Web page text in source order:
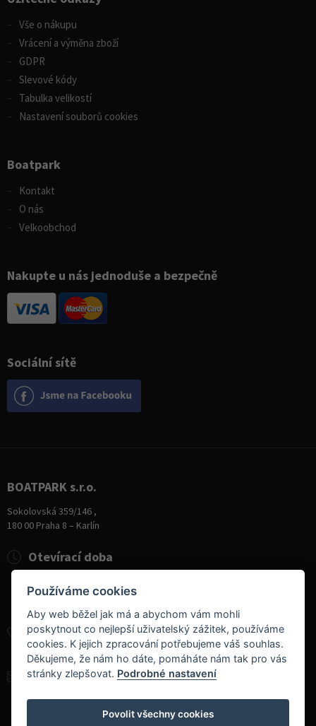
Sociální sítě
Vše o nákupu
Vrácení a výměna zboží
GDPR
Slevové kódy
Tabulka velikostí
Nastavení souborů cookies
Boatpark
Kontakt
O nás
Velkoobchod
Nakupte u nás jednoduše a bezpečně
BOATPARK s.r.o.
Sokolovská 359/146 ,
180 00 Praha 8 – Karlín
+420 284 826 787
+420 604 728 042
info@boatpark.cz
Otevírací doba
Úterý - Pátek
10:00 - 19:00
Sobota
9:00 - 14:00
Používáme cookies
Aby web běžel jak má a abychom vám mohli
poskytnout co nejlepší uživatelský zážitek, používáme
cookies. K jejich zpracování potřebujeme váš souhlas.
Děkujeme, že nám ho dáte, pomáháte nám tak pro vás
stránky zlepšovat. Podrobné nastavení
Povolit všechny cookies